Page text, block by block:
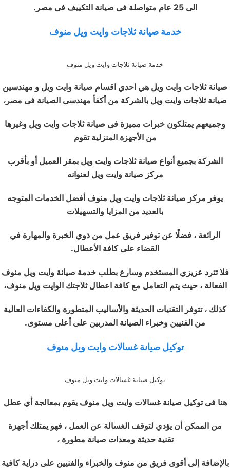
الى 25 عام متواصلة فى صيانة التكييف فى مصر.
خدمة صيانة ثلاجات وايت ويل منوف
خدمة صيانة ثلاجات وايت ويل منوف
صيانة ثلاجات وايت ويل هي احدي اقسام صيانة وايت ويل و مهندسين
صيانة ثلاجات وايت ويل بالشركة من أكفأ مهندسى الصيانة فى مصر،
وجميعهم يمتلكون خبرات مميزة فى صيانة ثلاجات وايت ويل وغيرها
من الأجهزة المنزلية تقوم
الشركة بجميع أنواع صيانة ثلاجات وايت ويل بمقر العميل أو بأقرب
مركز صيانة وايت ويل لعنوانه
يوفر مركز صيانة ثلاجات وايت ويل منوف أفضل الخدمات المتوجه
بالعديد من المزايا والتسهيلات
الرائعة ، فضلًا عن توفير فريق عمل من ذوي الخبرة والمهارة في
القضاء على كافة الأعطال.
فلا تترد عزيزي المستخدم وسارع بطلب خدمة صيانة وايت ويل منوف
الفعالة ، حيث يتم التعامل مع كافة اعطال ثلاجتك الوايت ويل منوف،
كذلك ، تتوفر التقنيات الحديثة والأساليب المتطورة والكفاءات العالية
من الفنيين وخبراء الصيانة المدربين على أعلى مستوى.
توكيل صيانة غسالات وايت ويل منوف
توكيل صيانة غسالات وايت ويل منوف
هنا فى توكيل صيانة غسالات وايت ويل منوف يقوم بمعالجة أي عطل
من الممكن أن يؤدي لتوقف الغسالة عن العمل ، فهو يمتلك أجهزة
تقنية حديثة ومعدات صيانة مطورة ،
بالإضافة إلى أقوى فريق من منوف والخبراء والفنيين على دراية كافية